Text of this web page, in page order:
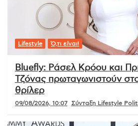
Lifestyle Ό,τι είναι!
Bluefly: Ράσελ Κρόου και
Τζόνας πρωταγωνιστούν
θρίλερ
09/08/2026, 10:07 Σύνταξη Lifestyle